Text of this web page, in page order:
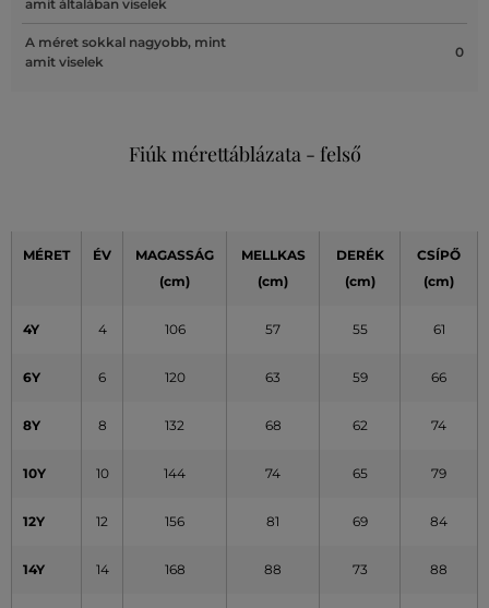
amit általában viselek
A méret sokkal nagyobb, mint
amit viselek
0
Fiúk mérettáblázata - felső
MÉRET ÉV
MAGASSÁG
(cm)
MELLKAS
(cm)
DERÉK
(cm)
CSÍPŐ
(cm)
4Y 4 106 57 55 61
6Y 6 120 63 59 66
8Y 8 132 68 62 74
10Y 10 144 74 65 79
12Y 12 156 81 69 84
14Y 14 168 88 73 88